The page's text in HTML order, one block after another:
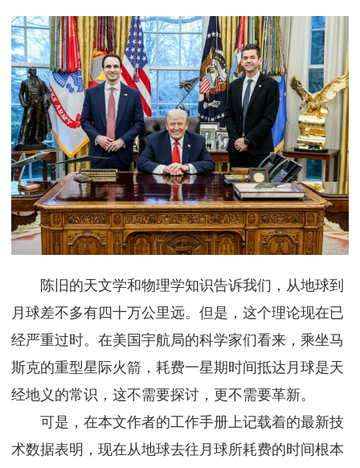
陈旧的天文学和物理学知识告诉我们，从地球到
月球差不多有四十万公里远。但是，这个理论现在已
经严重过时。在美国宇航局的科学家们看来，乘坐马
斯克的重型星际火箭，耗费一星期时间抵达月球是天
经地义的常识，这不需要探讨，更不需要革新。
可是，在本文作者的工作手册上记载着的最新技
术数据表明，现在从地球去往月球所耗费的时间根本